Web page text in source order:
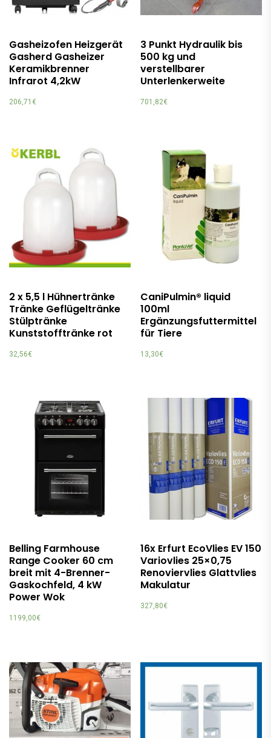
Gasheizofen Heizgerät
Gasherd Gasheizer
Keramikbrenner
Infrarot 4,2kW
206,71 €
3 Punkt Hydraulik bis
500 kg und
verstellbarer
Unterlenkerweite
701,82€
2 x 5,5 l Hühnertränke
Tränke Geflügeltränke
Stülptränke
Kunststofftränke rot
32,56€
CaniPulmin® liquid
100ml
Ergänzungsfuttermittel
für Tiere
13,30€
Belling Farmhouse
Range Cooker 60 cm
breit mit 4-Brenner-
Gaskochfeld, 4 kW
Power Wok
1199,00€
16x Erfurt EcoVlies EV 150
Variovlies 25×0,75
Renoviervlies Glattvlies
Makulatur
327,80€